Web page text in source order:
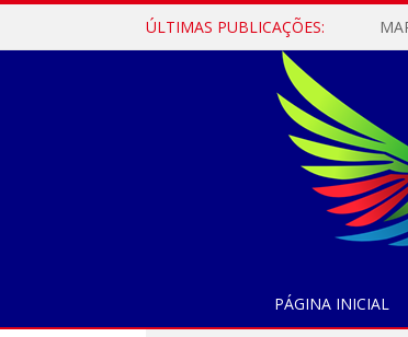
ÚLTIMAS PUBLICAÇÕES:
PÁGINA INICIAL